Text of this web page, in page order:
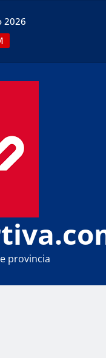
2026
provincia